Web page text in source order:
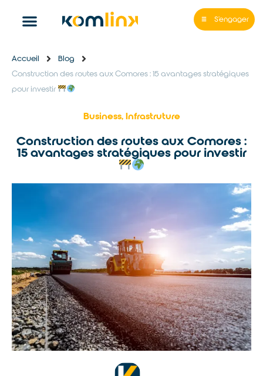
S'engager
Accueil
Blog
Construction des routes aux Comores : 15 avantages stratégiques
pour investir
Business, Infrastruture
Construction des routes aux Comores :
15 avantages stratégiques pour investir